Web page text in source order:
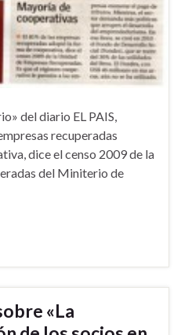
del diario EL PAIS,
recuperadas
dice el censo 2009 de la
del Miniterio de
«La